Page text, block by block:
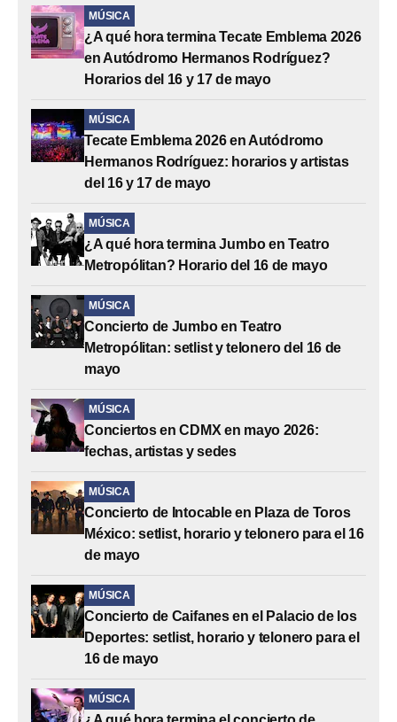
MÚSICA
¿A qué hora termina Tecate Emblema 2026
en Autódromo Hermanos Rodríguez?
Horarios del 16 y 17 de mayo
MÚSICA
Tecate Emblema 2026 en Autódromo
Hermanos Rodríguez: horarios y artistas
del 16 y 17 de mayo
MÚSICA
¿A qué hora termina Jumbo en Teatro
Metropólitan? Horario del 16 de mayo
MÚSICA
Concierto de Jumbo en Teatro
Metropólitan: setlist y telonero del 16 de
mayo
MÚSICA
Conciertos en CDMX en mayo 2026:
fechas, artistas y sedes
MÚSICA
Concierto de Intocable en Plaza de Toros
México: setlist, horario y telonero para el 16
de mayo
MÚSICA
Concierto de Caifanes en el Palacio de los
Deportes: setlist, horario y telonero para el
16 de mayo
MÚSICA